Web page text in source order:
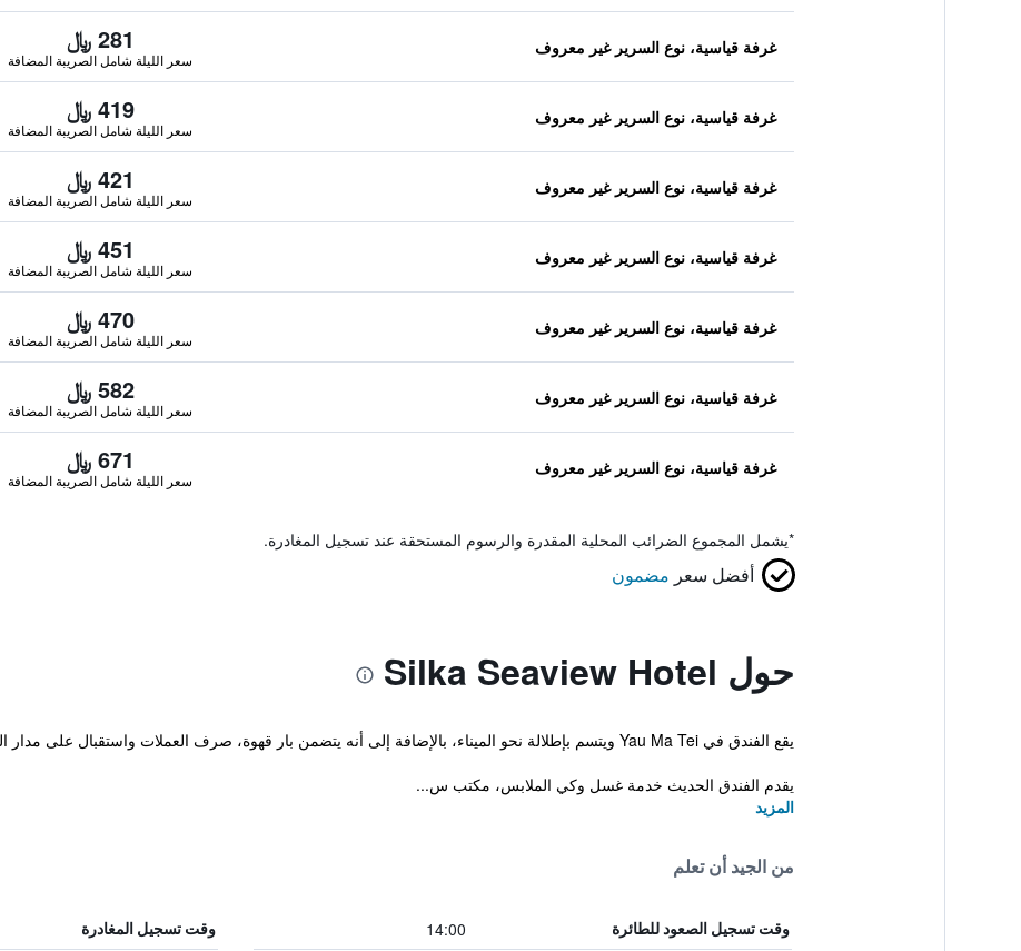
غرفة قياسية، نوع السرير غير معروف 281 ﷼
سعر الليلة شامل الصريبة المضافة
غرفة قياسية، نوع السرير غير معروف 419 ﷼
سعر الليلة شامل الصريبة المضافة
غرفة قياسية، نوع السرير غير معروف 421 ﷼
سعر الليلة شامل الصريبة المضافة
غرفة قياسية، نوع السرير غير معروف 451 ﷼
سعر الليلة شامل الصريبة المضافة
غرفة قياسية، نوع السرير غير معروف 470 ﷼
سعر الليلة شامل الصريبة المضافة
غرفة قياسية، نوع السرير غير معروف 582 ﷼
سعر الليلة شامل الصريبة المضافة
غرفة قياسية، نوع السرير غير معروف 671 ﷼
سعر الليلة شامل الصريبة المضافة
*يشمل المجموع الضرائب المحلية المقدرة والرسوم المستحقة عند تسجيل المغادرة.
أفضل سعر مضمون
حول Silka Seaview Hotel
يقع الفندق في Yau Ma Tei ويتسم بإطلالة نحو الميناء، بالإضافة إلى أنه يتضمن بار قهوة، صرف العملات واستقبال على مدار الساعة. بالقرب من Nathan Road.
يقدم الفندق الحديث خدمة غسل وكي الملابس، مكتب س...
المزيد
من الجيد أن تعلم
وقت تسجيل الصعود للطائرة 14:00 وقت تسجيل المغادرة